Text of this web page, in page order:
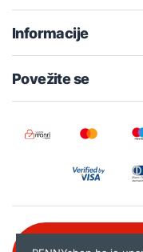
Informacije
Povežite se